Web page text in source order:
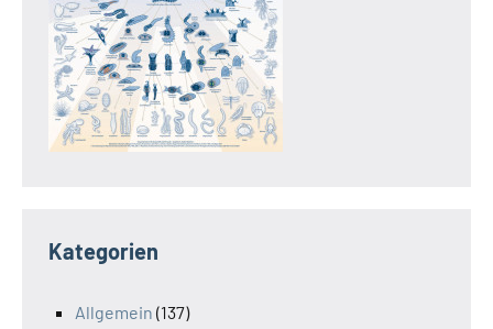
Kategorien
Allgemein (137)